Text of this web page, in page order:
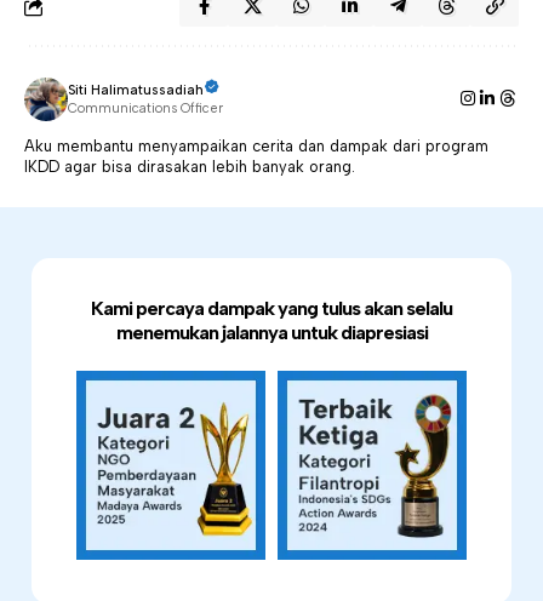
Siti Halimatussadiah
Communications Officer
Aku membantu menyampaikan cerita dan dampak dari program
IKDD agar bisa dirasakan lebih banyak orang.
Kami percaya dampak yang tulus akan selalu
menemukan jalannya untuk diapresiasi